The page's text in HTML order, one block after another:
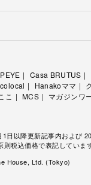
Casa BRUTUS
colocal Hanakoママ
こ MCS マガジンワ
日以降更新記事内および
税込価格で表記しています
House, Ltd. (Tokyo)